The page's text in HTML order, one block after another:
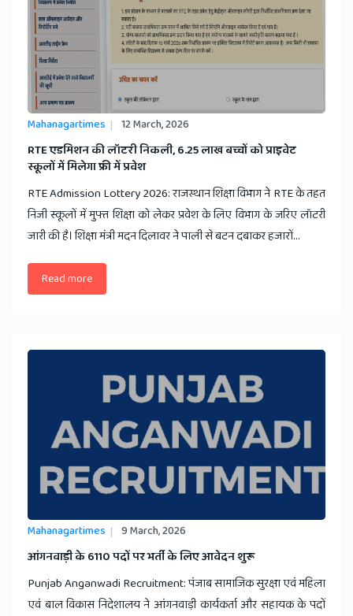
Mahanagartimes 12 March, 2026
​RTE एडमिशन की लॉटरी निकली, 6.25 लाख बच्चों को प्राइवेट
स्कूलों में मिलेगा फ्री में प्रवेश
RTE Admission Lottery 2026: राजस्थान शिक्षा विभाग ने RTE के तहत
निजी स्कूलों में मुफ्त शिक्षा को लेकर प्रवेश के लिए विभाग के जरिए लॉटरी
जारी की है। शिक्षा मंत्री मदन दिलावर ने पाली से बटन दबाकर हजारों...
Read more
Mahanagartimes 9 March, 2026
आंगनवाड़ी के 6110 पदों पर भर्ती के लिए आवेदन शुरू
Punjab Anganwadi Recruitment: पंजाब सामाजिक सुरक्षा एवं महिला
एवं बाल विकास निदेशालय ने आंगनवाड़ी कार्यकर्ता और सहायक के पदों